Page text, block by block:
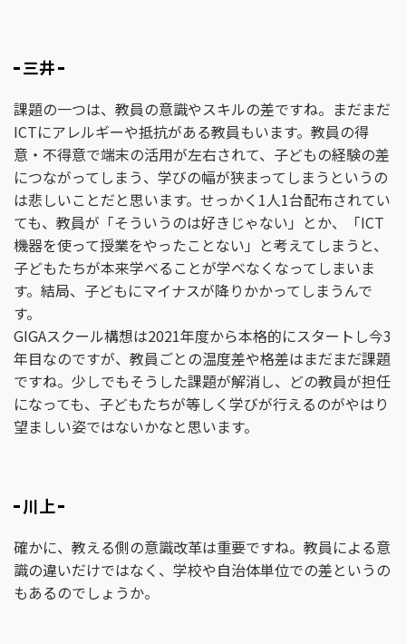
三井
課題の一つは、教員の意識やスキルの差ですね。まだまだ
ICTにアレルギーや抵抗がある教員もいます。教員の得
意・不得意で端末の活用が左右されて、子どもの経験の差
につながってしまう、学びの幅が狭まってしまうというの
は悲しいことだと思います。せっかく1人1台配布されてい
ても、教員が「そういうのは好きじゃない」とか、「ICT
機器を使って授業をやったことない」と考えてしまうと、
子どもたちが本来学べることが学べなくなってしまいま
す。結局、子どもにマイナスが降りかかってしまうんで
す。
GIGAスクール構想は2021年度から本格的にスタートし今3
年目なのですが、教員ごとの温度差や格差はまだまだ課題
ですね。少しでもそうした課題が解消し、どの教員が担任
になっても、子どもたちが等しく学びが行えるのがやはり
望ましい姿ではないかなと思います。
川上
確かに、教える側の意識改革は重要ですね。教員による意
識の違いだけではなく、学校や自治体単位での差というの
もあるのでしょうか。